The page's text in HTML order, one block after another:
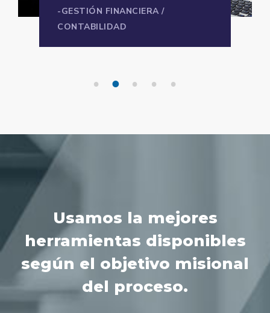
-GESTIÓN FINANCIERA /
CONTABILIDAD
1 2 3 4 5
Usamos la mejores
herramientas disponibles
según el objetivo misional
del proceso.